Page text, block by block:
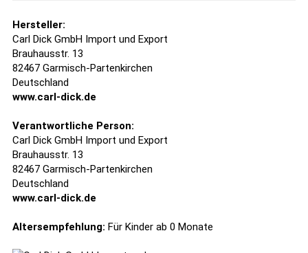
Hersteller:
Carl Dick GmbH Import und Export
Brauhausstr. 13
82467 Garmisch-Partenkirchen
Deutschland
www.carl-dick.de
Verantwortliche Person:
Carl Dick GmbH Import und Export
Brauhausstr. 13
82467 Garmisch-Partenkirchen
Deutschland
www.carl-dick.de
Altersempfehlung: Für Kinder ab 0 Monate